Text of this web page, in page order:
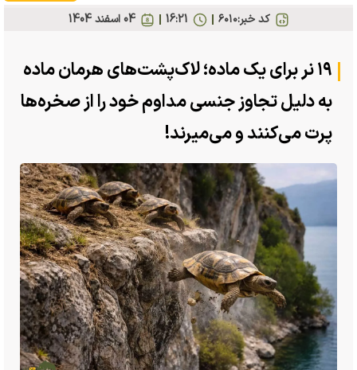
کد خبر:۶۰۱۰ 04 اسفند 1404 16:21
۱۹ نر برای یک ماده؛ لاک‌پشت‌های هرمان ماده
به دلیل تجاوز جنسی مداوم خود را از صخره‌ها
پرت می‌کنند و می‌میرند!